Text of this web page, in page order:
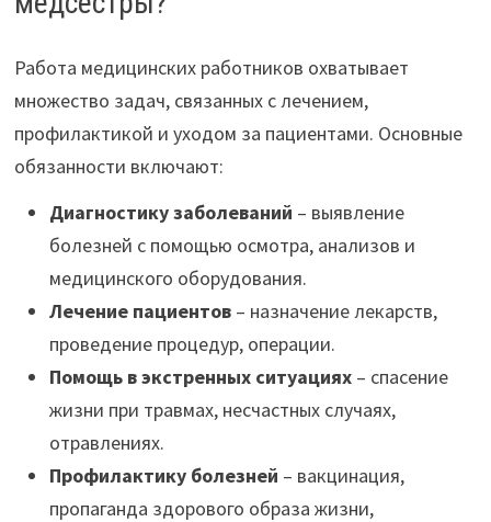
Работа медицинских работников охватывает
множество задач, связанных с лечением,
профилактикой и уходом за пациентами. Основные
обязанности включают:
Диагностику заболеваний – выявление
болезней с помощью осмотра, анализов и
медицинского оборудования.
Лечение пациентов– назначение лекарств,
проведение процедур, операции.
Помощь в экстренных ситуациях– спасение
жизни при травмах, несчастных случаях,
отравлениях.
Профилактику болезней – вакцинация,
пропаганда здорового образа жизни,